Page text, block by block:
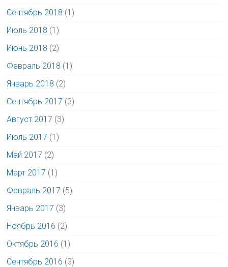
Сентябрь 2018 (1)
Июль 2018 (1)
Июнь 2018 (2)
Февраль 2018 (1)
Январь 2018 (2)
Сентябрь 2017 (3)
Август 2017 (3)
Июль 2017 (1)
Май 2017 (2)
Март 2017 (1)
Февраль 2017 (5)
Январь 2017 (3)
Ноябрь 2016 (2)
Октябрь 2016 (1)
Сентябрь 2016 (3)